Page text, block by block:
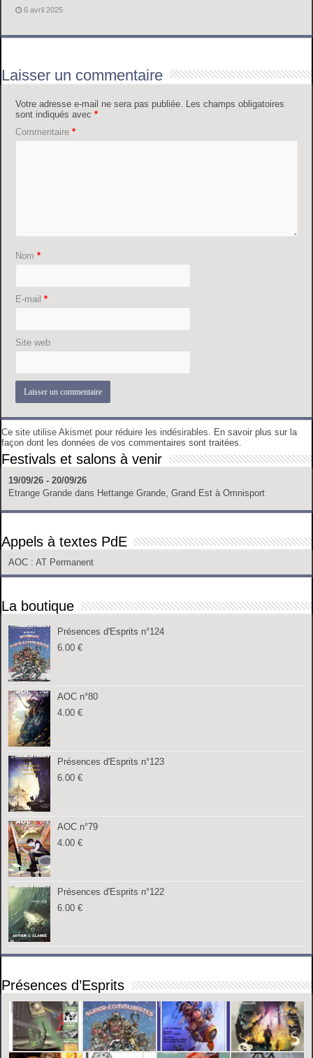
6 avril 2025
Laisser un commentaire
Votre adresse e-mail ne sera pas publiée.
Les champs obligatoires
sont indiqués avec*
Commentaire*
Nom*
E-mail*
Site web
Ce site utilise Akismet pour réduire les indésirables.
En savoir plus sur la
façon dont les données de vos commentaires sont traitées
Festivals et salons à venir
19/09/26 - 20/09/26
Etrange Grande dans Hettange Grande, Grand Est à Omnisport
Appels à textes PdE
AOC : AT Permanent
La boutique
Présences d'Esprits n°124
6.00€
AOC n°80
4.00€
Présences d'Esprits n°123
6.00€
AOC n°79
4.00€
Présences d'Esprits n°122
6.00€
Présences d’Esprits